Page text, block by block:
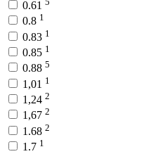
0.61
0.8 1
0.83 1
0.85 1
0.88 5
1,01 1
1,24 2
1,67 2
1.68 2
1.7 1